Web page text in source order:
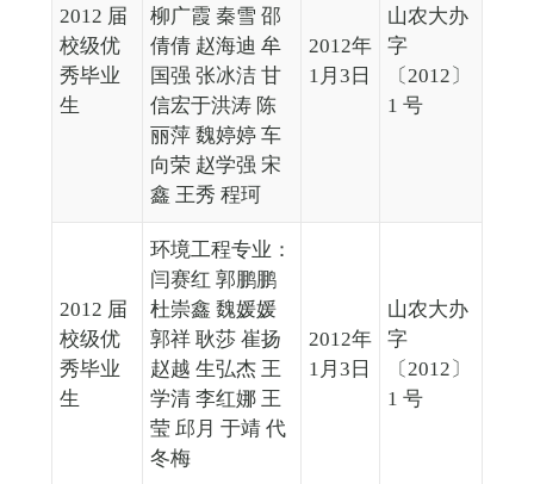
2012 届
校级优
秀毕业
生
柳广霞 秦雪 邵
倩倩 赵海迪 牟
国强 张冰洁 甘
信宏于洪涛 陈
丽萍 魏婷婷 车
向荣 赵学强 宋
鑫 王秀 程珂
2012年
1月3日
山农大办
字
〔2012〕
1 号
2012 届
校级优
秀毕业
生
环境工程专业：
闫赛红 郭鹏鹏
杜崇鑫 魏媛媛
郭祥 耿莎 崔扬
赵越 生弘杰 王
学清 李红娜 王
莹 邱月 于靖 代
冬梅
2012年
1月3日
山农大办
字
〔2012〕
1 号